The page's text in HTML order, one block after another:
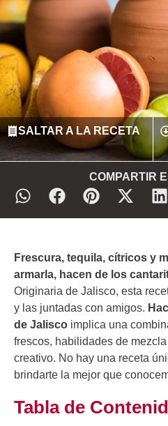
SALTAR A LA RECETA
COMPARTIR
Frescura, tequila, cítricos y
armarla, hacen de los
Originaria de Jalisco, esta
y las juntadas con amigos.
de Jalisco implica una
frescos, habilidades de
creativo. No hay una receta
brindarte la mejor que
Tabla de